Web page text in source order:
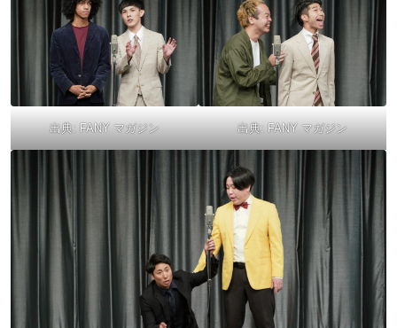
出典: FANY マガジン 出典: FANY マガジン